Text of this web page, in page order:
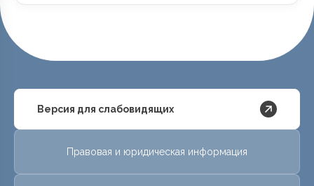
Версия для слабовидящих
Правовая и юридическая информация